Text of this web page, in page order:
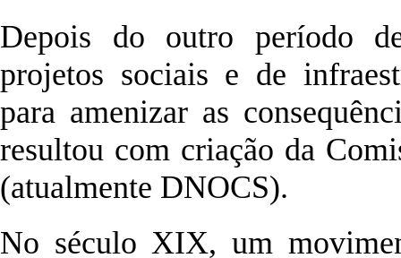
Depois do outro período
projetos sociais e de
para amenizar as
resultou com criação da
(atualmente DNOCS).
No século XIX, um